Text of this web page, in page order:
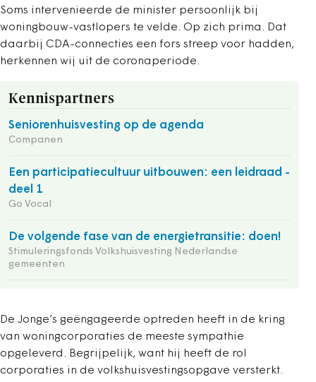
Soms intervenieerde de minister persoonlijk bij
woningbouw-vastlopers te velde. Op zich prima. Dat
daarbij CDA-connecties een fors streep voor hadden,
herkennen wij uit de coronaperiode.
Kennispartners
Seniorenhuisvesting op de agenda
Companen
Een participatiecultuur uitbouwen: een leidraad -
deel 1
Go Vocal
De volgende fase van de energietransitie: doen!
Stimuleringsfonds Volkshuisvesting Nederlandse
gemeenten
De Jonge’s geëngageerde optreden heeft in de kring
van woningcorporaties de meeste sympathie
opgeleverd. Begrijpelijk, want hij heeft de rol
corporaties in de volkshuisvestingsopgave versterkt.